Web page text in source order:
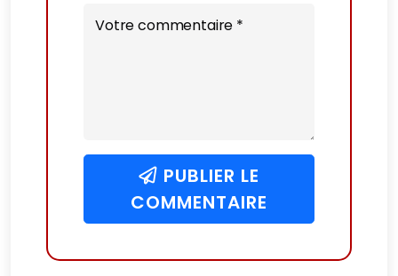
Votre commentaire *
PUBLIER LE
COMMENTAIRE